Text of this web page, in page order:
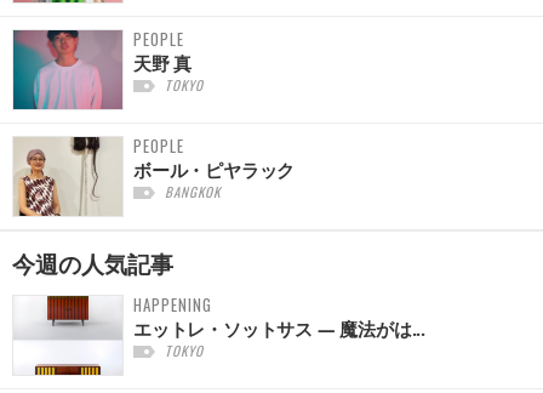
PEOPLE
天野 真
TOKYO
PEOPLE
ボール・ピヤラック
BANGKOK
今週の人気記事
HAPPENING
エットレ・ソットサス — 魔法がは...
TOKYO